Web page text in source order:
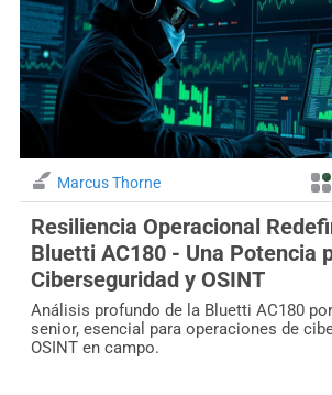
Marcus Thorne
Resiliencia Operacional
Bluetti AC180 - Una Potencia
Ciberseguridad y OSINT
Análisis profundo de la Bluetti AC180
senior, esencial para operaciones de
OSINT en campo.